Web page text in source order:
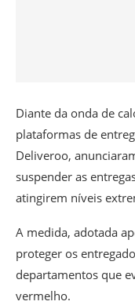
Diante da onda de
plataformas de
Deliveroo,
suspender as
atingirem níveis
A medida, adotada
proteger os
departamentos que
vermelho.